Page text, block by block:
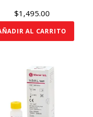
$1,495.00
AL CARRITO